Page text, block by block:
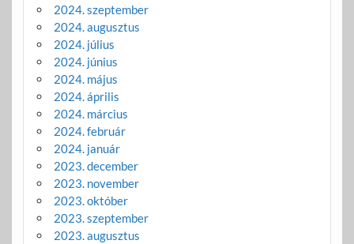
2024. szeptember
2024. augusztus
2024. július
2024. június
2024. május
2024. április
2024. március
2024. február
2024. január
2023. december
2023. november
2023. október
2023. szeptember
2023. augusztus